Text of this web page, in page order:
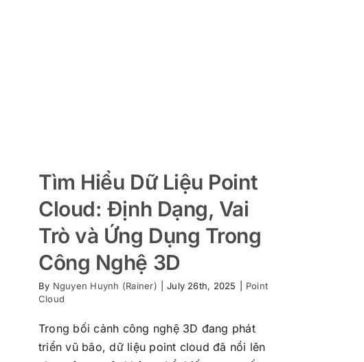
Tìm Hiểu Dữ Liệu Point
Cloud: Định Dạng, Vai
Trò và Ứng Dụng Trong
Công Nghệ 3D
By Nguyen Huynh (Rainer) July 26th, 2025
Point
Cloud
Trong bối cảnh công nghệ 3D đang phát
triển vũ bão, dữ liệu point cloud đã nổi lên